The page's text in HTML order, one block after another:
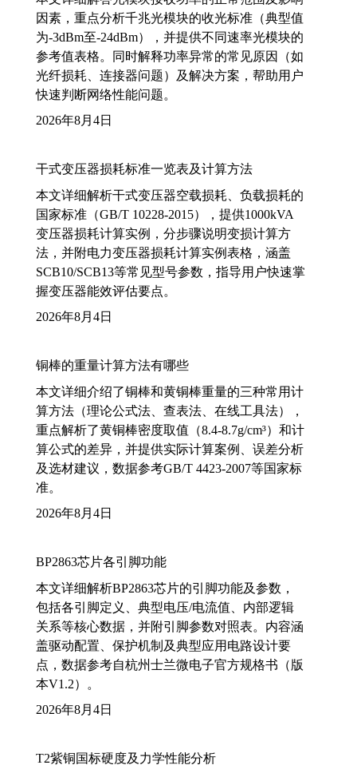
因素，重点分析千兆光模块的收光标准（典型值
为-3dBm至-24dBm），并提供不同速率光模块的
参考值表格。同时解释功率异常的常见原因（如
光纤损耗、连接器问题）及解决方案，帮助用户
快速判断网络性能问题。
2026年8月4日
干式变压器损耗标准一览表及计算方法
本文详细解析干式变压器空载损耗、负载损耗的
国家标准（GB/T 10228-2015），提供1000kVA
变压器损耗计算实例，分步骤说明变损计算方
法，并附电力变压器损耗计算实例表格，涵盖
SCB10/SCB13等常见型号参数，指导用户快速掌
握变压器能效评估要点。
2026年8月4日
铜棒的重量计算方法有哪些
本文详细介绍了铜棒和黄铜棒重量的三种常用计
算方法（理论公式法、查表法、在线工具法），
重点解析了黄铜棒密度取值（8.4-8.7g/cm³）和计
算公式的差异，并提供实际计算案例、误差分析
及选材建议，数据参考GB/T 4423-2007等国家标
准。
2026年8月4日
BP2863芯片各引脚功能
本文详细解析BP2863芯片的引脚功能及参数，
包括各引脚定义、典型电压/电流值、内部逻辑
关系等核心数据，并附引脚参数对照表。内容涵
盖驱动配置、保护机制及典型应用电路设计要
点，数据参考自杭州士兰微电子官方规格书（版
本V1.2）。
2026年8月4日
T2紫铜国标硬度及力学性能分析